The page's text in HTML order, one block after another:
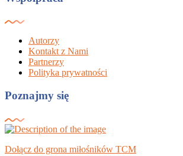
Autorzy
Kontakt z Nami
Partnerzy
Polityka prywatności
Poznajmy się
Dołącz do grona miłośników TCM